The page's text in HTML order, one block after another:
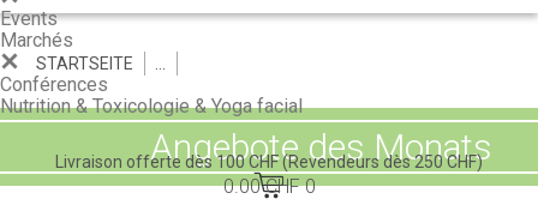
Events
Marchés
Conférences
Nutrition & Toxicologie & Yoga facial
Livraison offerte dès 100 CHF(Revendeurs dès 250 CHF)
0.00 CHF0
STARTSEITE
Angebote des Monats